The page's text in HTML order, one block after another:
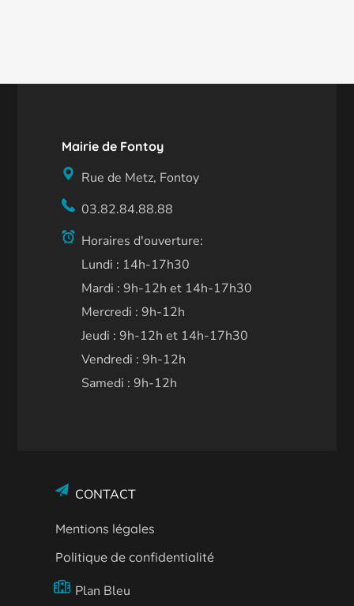
Mairie de Fontoy
Rue de Metz, Fontoy
03.82.84.88.88
Horaires d'ouverture:
Lundi : 14h-17h30
Mardi : 9h-12h et 14h-17h30
Mercredi : 9h-12h
Jeudi : 9h-12h et 14h-17h30
Vendredi : 9h-12h
Samedi : 9h-12h
CONTACT
Mentions légales
Politique de confidentialité
Plan Bleu